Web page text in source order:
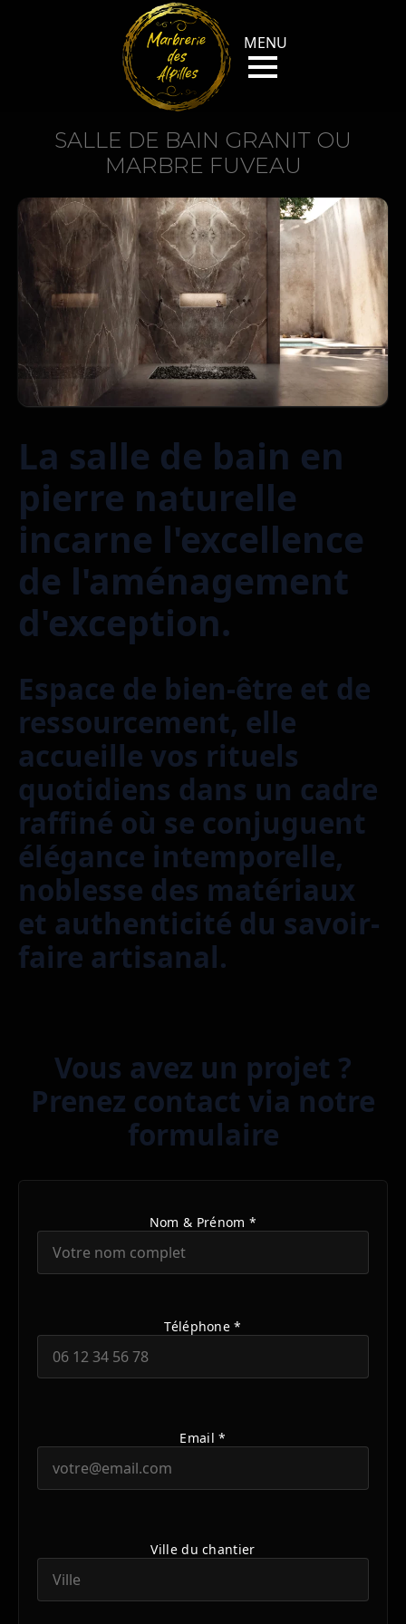
SALLE DE BAIN GRANIT OU
MARBRE FUVEAU
La salle de bain en
pierre naturelle
incarne l'excellence
de l'aménagement
d'exception.
Espace de bien-être et de
ressourcement, elle
accueille vos rituels
quotidiens dans un cadre
raffiné où se conjuguent
élégance intemporelle,
noblesse des matériaux
et authenticité du savoir-
faire artisanal.
Vous avez un projet ?
Prenez contact via notre
formulaire
Nom & Prénom *
Téléphone *
Email *
Ville du chantier